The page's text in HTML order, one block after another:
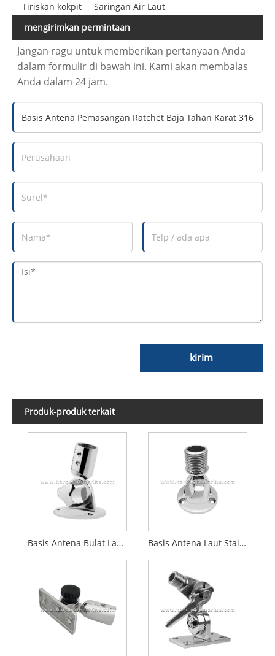
Tiriskan kokpit
Saringan Air Laut
mengirimkan permintaan
Jangan ragu untuk memberikan pertanyaan Anda
dalam formulir di bawah ini. Kami akan membalas
Anda dalam 24 jam.
kirim
Produk-produk terkait
Basis Antena Bulat Laut Stainless Steel 316 Basis Antena Laut Stainless Steel 316 Dengan Kepala Ulir